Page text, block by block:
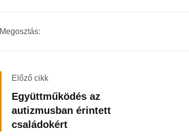
Megosztás:
Előző cikk
Együttműködés az
autizmusban érintett
családokért